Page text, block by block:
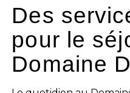
Les
Les
Des
pour le
Domaine